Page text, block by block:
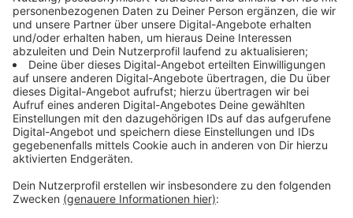
Stärkungspakets Innenstadt sind einige Mitarbeiter
des Kommunalen Ordnungsdienstes bereits mit
Bodycams ausgestattet worden. Diese Maßnahmen
hätten großen Erfolg gezeigt, so die beiden Parteien in
ihrem Antrag. Die Kameras seien besonders wichtig für
die Beweissicherung, aber auch den Eigenschutz der
Mitarbeiter.
Anzeige